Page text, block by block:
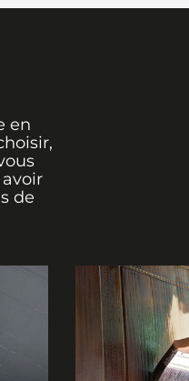
en
de